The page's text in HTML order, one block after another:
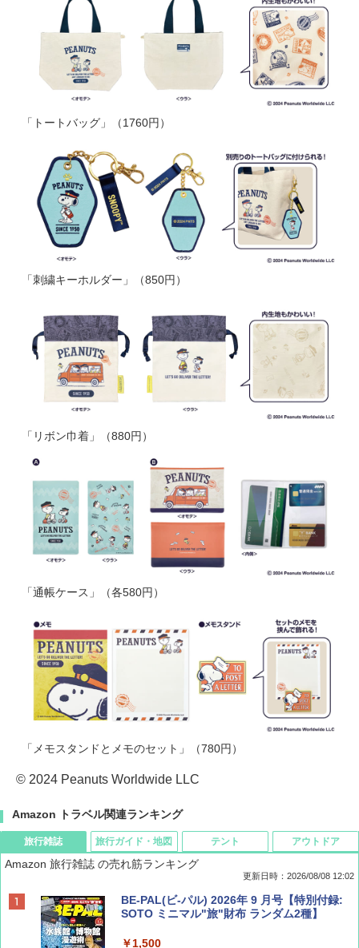
「トートバッグ」（1760円）
「刺繍キーホルダー」（850円）
「リボン巾着」（880円）
「通帳ケース」（各580円）
「メモスタンドとメモのセット」（780円）
© 2024 Peanuts Worldwide LLC
Amazon トラベル関連ランキング
旅行雑誌
Amazon 旅行雑誌 の売れ筋ランキング
更新日時：2026/08/08 12:02
BE-PAL(ビ-パル) 2026年 9 月号【特別付録:
SOTO ミニマル"旅"財布 ランダム2種】
￥1,500
旅行ガイド・地図 テント アウトドア